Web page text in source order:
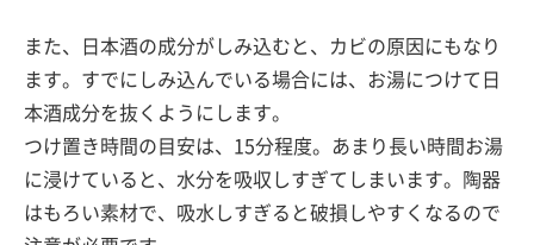
また、日本酒の成分がしみ込むと、カビの原因にもなり
ます。すでにしみ込んでいる場合には、お湯につけて日
本酒成分を抜くようにします。
つけ置き時間の目安は、15分程度。あまり長い時間お湯
に浸けていると、水分を吸収しすぎてしまいます。陶器
はもろい素材で、吸水しすぎると破損しやすくなるので